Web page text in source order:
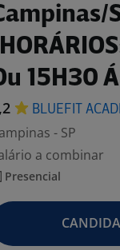
15H30
BLUEFIT
- SP
a combinar
Presencial